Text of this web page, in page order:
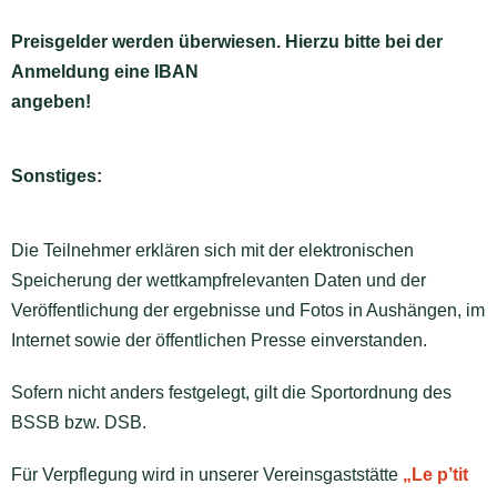
Preisgelder werden überwiesen. Hierzu bitte bei der
Anmeldung eine IBAN
angeben!
Sonstiges:
Die Teilnehmer erklären sich mit der elektronischen
Speicherung der wettkampfrelevanten Daten und der
Veröffentlichung der ergebnisse und Fotos in Aushängen, im
Internet sowie der öffentlichen Presse einverstanden.
Sofern nicht anders festgelegt, gilt die Sportordnung des
BSSB bzw. DSB.
Für Verpflegung wird in unserer Vereinsgaststätte „Le p’tit